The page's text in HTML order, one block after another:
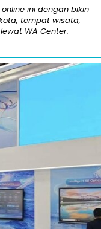
ini dengan bikin
tempat wisata,
WA Center: